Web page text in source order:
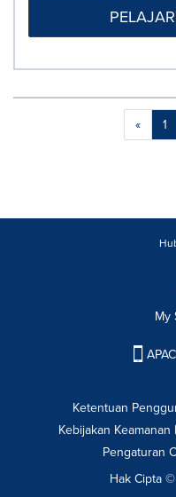
« 1
My
Ketentuan
Kebijakan Keamanan
Pengaturan
Hak Cipta